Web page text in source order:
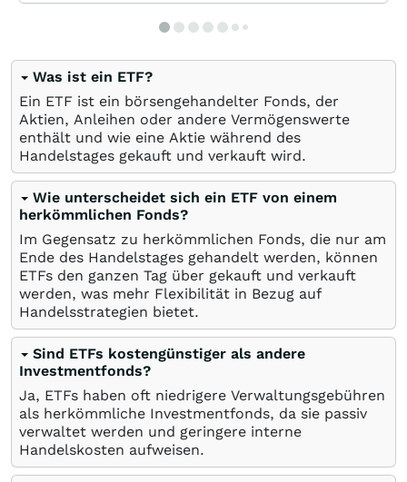
Was ist ein ETF?
Ein ETF ist ein börsengehandelter Fonds, der
Aktien, Anleihen oder andere Vermögenswerte
enthält und wie eine Aktie während des
Handelstages gekauft und verkauft wird.
Wie unterscheidet sich ein ETF von einem
herkömmlichen Fonds?
Im Gegensatz zu herkömmlichen Fonds, die nur am
Ende des Handelstages gehandelt werden, können
ETFs den ganzen Tag über gekauft und verkauft
werden, was mehr Flexibilität in Bezug auf
Handelsstrategien bietet.
Sind ETFs kostengünstiger als andere
Investmentfonds?
Ja, ETFs haben oft niedrigere Verwaltungsgebühren
als herkömmliche Investmentfonds, da sie passiv
verwaltet werden und geringere interne
Handelskosten aufweisen.